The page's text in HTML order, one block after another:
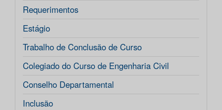
Requerimentos
Estágio
Trabalho de Conclusão de Curso
Colegiado do Curso de Engenharia Civil
Conselho Departamental
Inclusão